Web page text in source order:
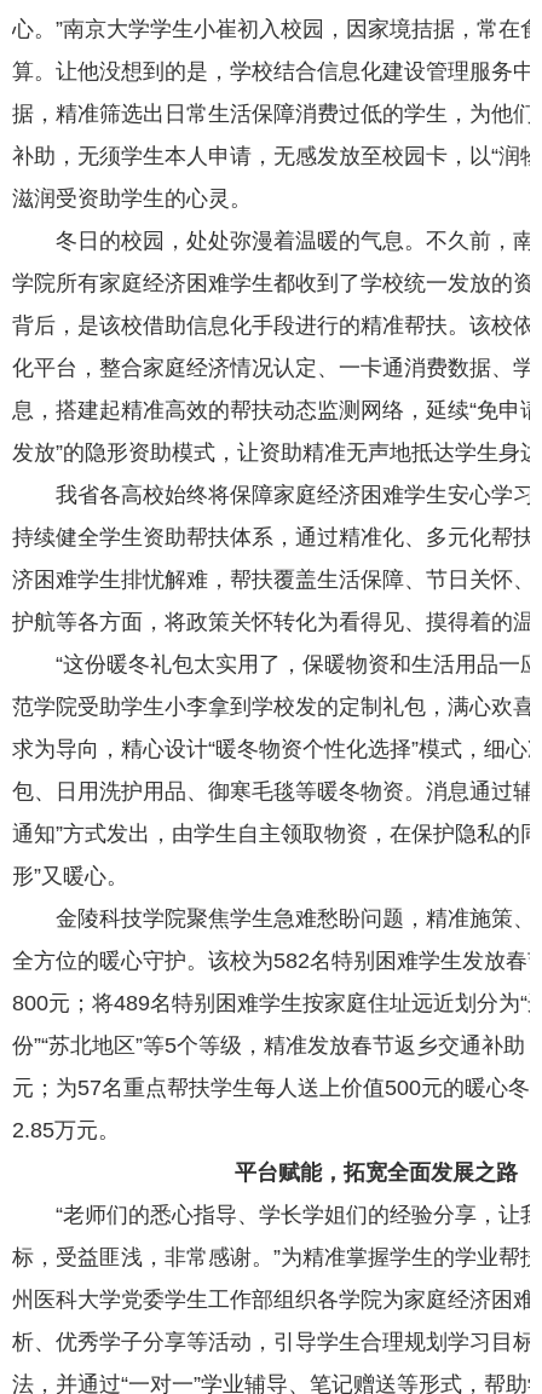
心。”南京大学学生小崔初入校园，因家境拮据，常在
算。让他没想到的是，学校结合信息化建设管理服务
据，精准筛选出日常生活保障消费过低的学生，为他
补助，无须学生本人申请，无感发放至校园卡，以“润
滋润受资助学生的心灵。
冬日的校园，处处弥漫着温暖的气息。不久前，
学院所有家庭经济困难学生都收到了学校统一发放的
背后，是该校借助信息化手段进行的精准帮扶。该校
化平台，整合家庭经济情况认定、一卡通消费数据、
息，搭建起精准高效的帮扶动态监测网络，延续“免申
发放”的隐形资助模式，让资助精准无声地抵达学生身
我省各高校始终将保障家庭经济困难学生安心学
持续健全学生资助帮扶体系，通过精准化、多元化帮
济困难学生排忧解难，帮扶覆盖生活保障、节日关怀
护航等各方面，将政策关怀转化为看得见、摸得着的温
“这份暖冬礼包太实用了，保暖物资和生活用品一
范学院受助学生小李拿到学校发的定制礼包，满心欢
求为导向，精心设计“暖冬物资个性化选择”模式，细心
包、日用洗护用品、御寒毛毯等暖冬物资。消息通过辅
通知”方式发出，由学生自主领取物资，在保护隐私的
形”又暖心。
金陵科技学院聚焦学生急难愁盼问题，精准施策
全方位的暖心守护。该校为582名特别困难学生发放春
800元；将489名特别困难学生按家庭住址远近划分为“
份”“苏北地区”等5个等级，精准发放春节返乡交通补助
元；为57名重点帮扶学生每人送上价值500元的暖心冬
2.85万元。
平台赋能，拓宽全面发展之路
“老师们的悉心指导、学长学姐们的经验分享，让
标，受益匪浅，非常感谢。”为精准掌握学生的学业帮
州医科大学党委学生工作部组织各学院为家庭经济困
析、优秀学子分享等活动，引导学生合理规划学习目标
法，并通过“一对一”学业辅导、笔记赠送等形式，帮助